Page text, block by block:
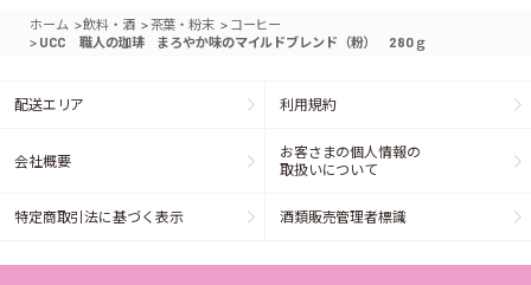
ホーム >飲料・酒 >茶葉・粉末 > コーヒー
> UCC 職人の珈琲 まろやか味のマイルドブレンド（粉） 280ｇ
配送エリア 利用規約
会社概要
お客さまの個人情報の
取扱いについて
特定商取引法に基づく表示 酒類販売管理者標識